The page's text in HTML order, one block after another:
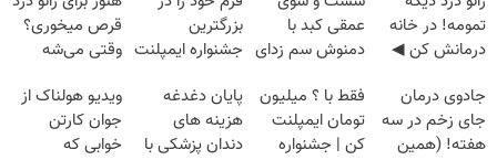
تمومه! در خانه
درمانش کن ◀
عمقی کبد با
دمنوش سم زدای
بزرگترین
جشنواره ایمپلنت
فقط ۲۵ میلیون
قرص میخوری؟
وقتی می‌شه
درمانش کرد؟؟؟؟
جادوی درمان
جای زخم در سه
هفته! (همین
فقط با ؟ میلیون
تومان ایمپلنت
کن | جشنواره
پایان دغدغه
هزینه های
دندان پزشکی با
ویدیو هولناک از
جوان کارتن
خوابی که